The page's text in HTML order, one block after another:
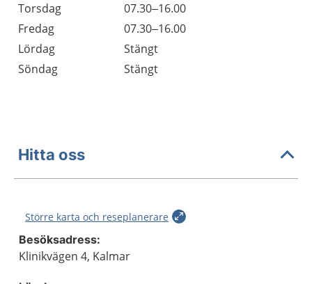
Torsdag
07.30–16.00
Fredag
07.30–16.00
Lördag
Stängt
Söndag
Stängt
Hitta oss
Större karta och reseplanerare
Besöksadress:
Klinikvägen 4, Kalmar